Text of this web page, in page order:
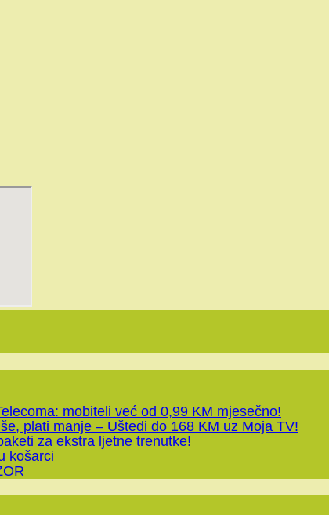
mobiteli već od 0,99 KM mjesečno!
plati manje – Uštedi do 168 KM uz Moja TV!
za ekstra ljetne trenutke!
košarci